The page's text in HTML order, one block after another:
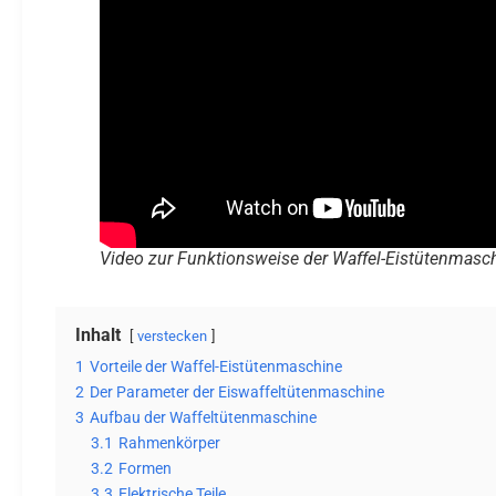
Video zur Funktionsweise der Waffel-
Inhalt verstecken
1 Vorteile der Waffel-Eistütenmaschine
2 Der Parameter der Eiswaffeltütenmaschine
3 Aufbau der Waffeltütenmaschine
3.1 Rahmenkörper
3.2 Formen